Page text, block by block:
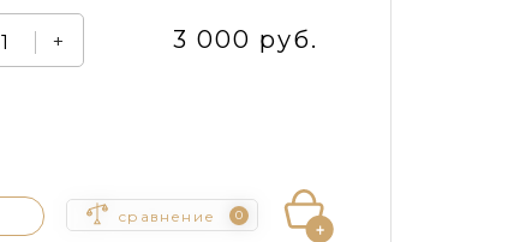
+ 3 000 руб.
сравнение 0